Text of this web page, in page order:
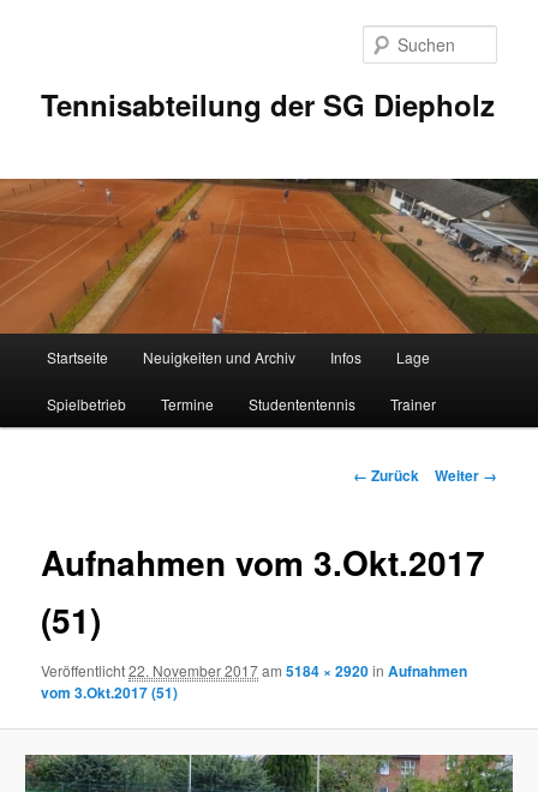
Tennisabteilung der SG Diepholz
Startseite Neuigkeiten und Archiv Infos Lage
Spielbetrieb Termine Studententennis Trainer
Bilder-
← Zurück Weiter →
Aufnahmen vom 3.Okt.2017
(51)
Veröffentlicht22. November 2017am5184 × 2920inAufnahmen
vom 3.Okt.2017 (51)